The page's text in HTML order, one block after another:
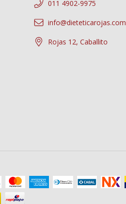
011 4902-9975
info@dieteticarojas.com
Rojas 12, Caballito